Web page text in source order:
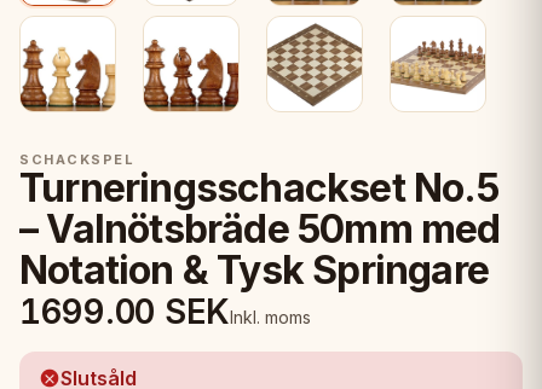
SCHACKSPEL
Turneringsschackset No.5
– Valnötsbräde 50mm med
Notation & Tysk Springare
1699.00 SEKInkl. moms
Slutsåld